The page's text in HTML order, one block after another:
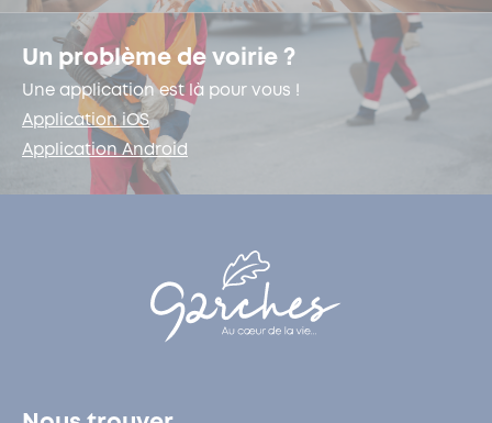
Un problème de voirie ?
Une application est là pour vous !
Application iOS
Application Android